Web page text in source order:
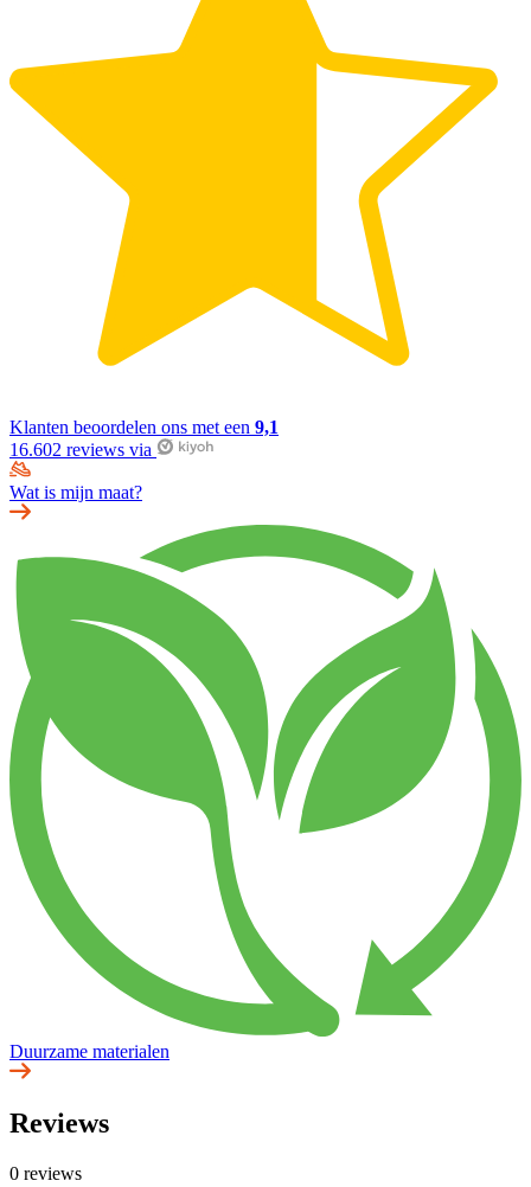
Klanten beoordelen ons met een 9,1
16.602 reviews via
Wat is mijn maat?
Duurzame materialen
Reviews
0 reviews